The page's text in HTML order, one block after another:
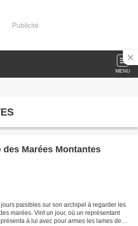
Publicité
MENU
Marées Montantes
paisibles sur son archipel à regarder les
marées. Vint un jour, où un représentant
à lui avec pour armes les lames de